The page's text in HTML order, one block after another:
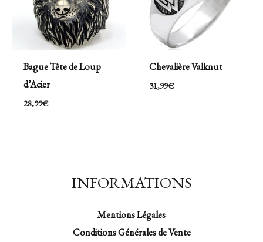
Bague Tête de Loup
d’Acier
28,99€
Chevalière Valknut
31,99€
INFORMATIONS
Mentions Légales
Conditions Générales de Vente